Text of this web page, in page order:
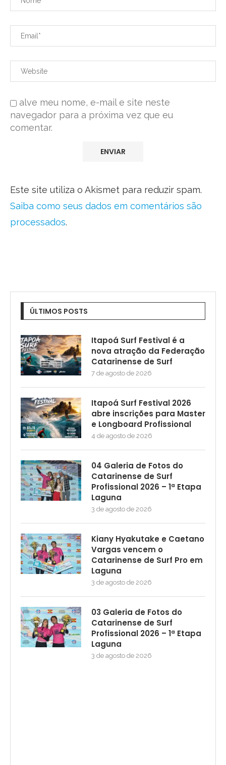
alve meu nome, e-mail e site neste
navegador para a próxima vez que eu
comentar.
Este site utiliza o Akismet para reduzir spam.
Saiba como seus dados em comentários são
processados.
ÚLTIMOS POSTS
Itapoá Surf Festival é a
nova atração da Federação
Catarinense de Surf
7 de agosto de 2026
Itapoá Surf Festival 2026
abre inscrições para Master
e Longboard Profissional
4 de agosto de 2026
04 Galeria de Fotos do
Catarinense de Surf
Profissional 2026 – 1ª Etapa
Laguna
3 de agosto de 2026
Kiany Hyakutake e Caetano
Vargas vencem o
Catarinense de Surf Pro em
Laguna
3 de agosto de 2026
03 Galeria de Fotos do
Catarinense de Surf
Profissional 2026 – 1ª Etapa
Laguna
3 de agosto de 2026